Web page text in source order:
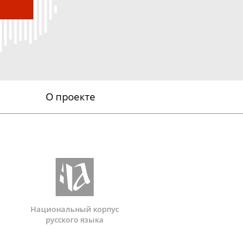
О проекте
Национальный корпус
русского языка